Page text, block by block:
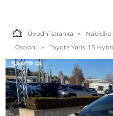
Úvodní stránka Nabídka
Osobní
Toyota Yaris, 1.5